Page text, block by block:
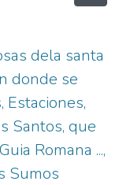
dela santa
donde se
Estaciones,
Santos, que
Romana ...,
Sumos